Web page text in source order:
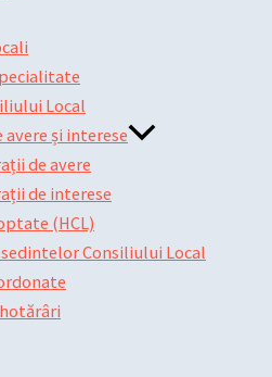
Local
avere și interese
de avere
de interese
(HCL)
Consiliului Local